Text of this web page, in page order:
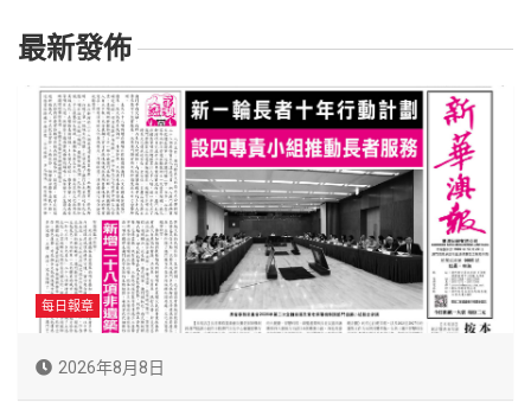
最新發佈
每日報章
2026年8月8日